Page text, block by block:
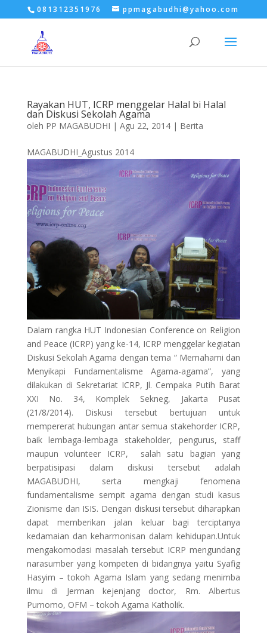
081312351976 ppmagabudhi@yahoo.com
Rayakan HUT, ICRP menggelar Halal bi Halal
dan Diskusi Sekolah Agama
oleh PP MAGABUDHI | Agu 22, 2014| Berita
MAGABUDHI_Agustus 2014
Dalam rangka HUT Indonesian Conference on Religion
and Peace (ICRP) yang ke-14, ICRP menggelar kegiatan
Diskusi Sekolah Agama dengan tema “ Memahami dan
Menyikapi Fundamentalisme Agama-agama”, yang
dilakukan di Sekretariat ICRP, Jl. Cempaka Putih Barat
XXI No. 34, Komplek Sekneg, Jakarta Pusat
(21/8/2014). Diskusi tersebut bertujuan untuk
mempererat hubungan antar semua stakehorder ICRP,
baik lembaga-lembaga stakeholder, pengurus, staff
maupun volunteer ICRP, salah satu bagian yang
berpatisipasi dalam diskusi tersebut adalah
MAGABUDHI, serta mengkaji fenomena
fundamentalisme sempit agama dengan studi kasus
Zionisme dan ISIS. Dengan diskusi tersebut diharapkan
dapat memberikan jalan keluar bagi terciptanya
kedamaian dan keharmonisan dalam kehidupan.Untuk
mengakomodasi masalah tersebut ICRP mengundang
narasumber yang kompeten di bidangnya yaitu Syafig
Hasyim – tokoh Agama Islam yang sedang menimba
ilmu di Jerman kejenjang doctor, Rm. Albertus
Purnomo, OFM – tokoh Agama Katholik.